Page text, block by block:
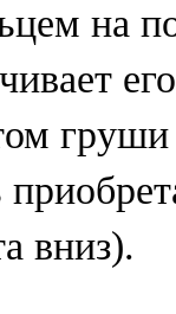
на
груши
вниз).